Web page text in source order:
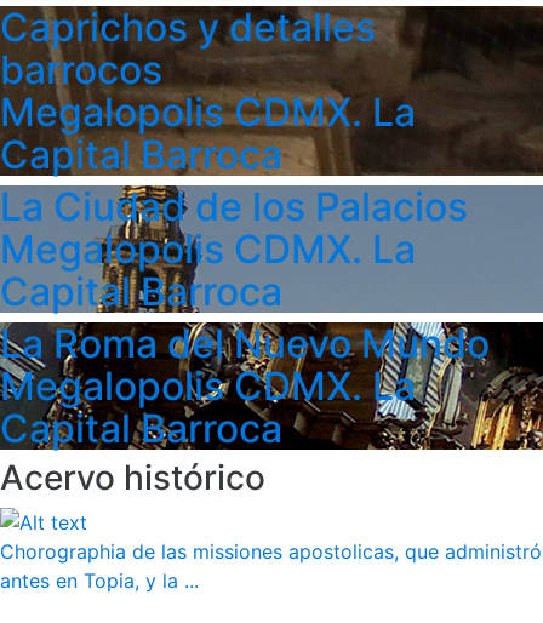
Caprichos y detalles
barrocos
Megalopolis CDMX. La
Capital Barroca
La Ciudad de los Palacios
Megalopolis CDMX. La
Capital Barroca
La Roma del Nuevo Mundo
Megalopolis CDMX. La
Capital Barroca
Acervo histórico
Chorographia de las missiones apostolicas, que administró
antes en Topia, y la ...